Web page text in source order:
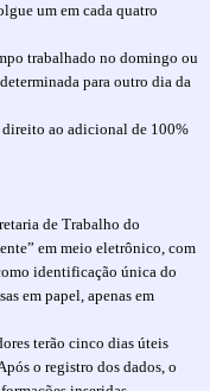
um em cada quatro
trabalhado no domingo ou
para outro dia da
direito ao adicional de 100%
de Trabalho do
em meio eletrônico, com
identificação única do
em papel, apenas em
terão cinco dias úteis
o registro dos dados, o